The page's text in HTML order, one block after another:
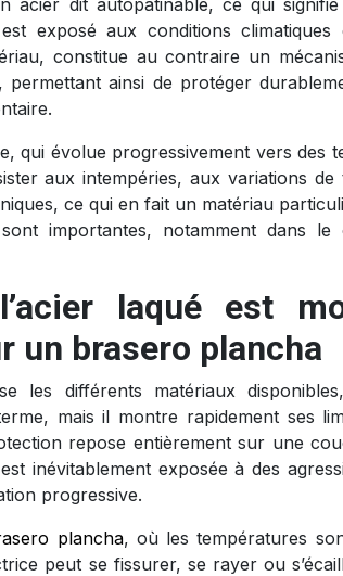
acier dit autopatinable, ce qui
exposé aux conditions
constitue au contraire un
ainsi de protéger
qui évolue progressivement vers des
aux intempéries, aux variations
ce qui en fait un matériau
importantes, notamment dans le
laqué est
un brasero plancha
les différents matériaux
mais il montre rapidement ses
repose entièrement sur une
inévitablement exposée à des
progressive.
plancha, où les températures
peut se fissurer, se rayer ou